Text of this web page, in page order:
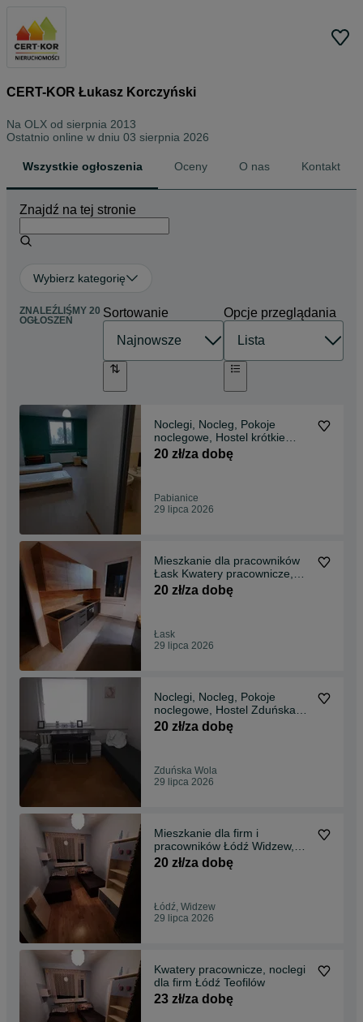
CERT-KOR Łukasz Korczyński
Na OLX od sierpnia 2013
Ostatnio online w dniu 03 sierpnia 2026
Wszystkie ogłoszenia Oceny O nas Kontakt
Znajdź na tej stronie
Wybierz kategorię
ZNALEŹLIŚMY 20
OGŁOSZEŃ
Sortowanie Opcje przeglądania
Noclegi, Nocleg, Pokoje
noclegowe, Hostel krótkie
terminy
20 zł/za dobę
Pabianice
29 lipca 2026
Mieszkanie dla pracowników
Łask Kwatery pracownicze,
noclegi
20 zł/za dobę
Łask
29 lipca 2026
Noclegi, Nocleg, Pokoje
noclegowe, Hostel Zduńska
Wola
20 zł/za dobę
Zduńska Wola
29 lipca 2026
Mieszkanie dla firm i
pracowników Łódź Widzew,
Olechów Kwatery
20 zł/za dobę
Łódź, Widzew
29 lipca 2026
Kwatery pracownicze, noclegi
dla firm Łódź Teofilów
23 zł/za dobę